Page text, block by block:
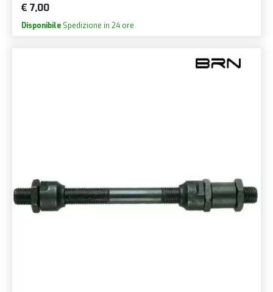
€ 7,00
Disponibile Spedizione in 24 ore